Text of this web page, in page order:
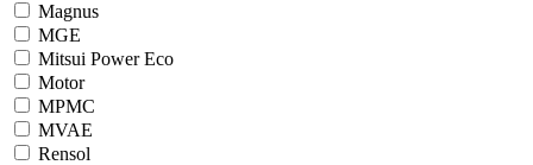
Magnus
MGE
Mitsui Power Eco
Motor
MPMC
MVAE
Rensol